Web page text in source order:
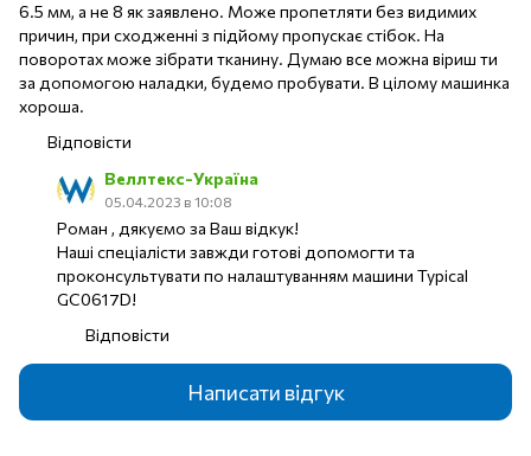
6.5 мм, а не 8 як заявлено. Може пропетляти без видимих
причин, при сходженні з підйому пропускає стібок. На
поворотах може зібрати тканину. Думаю все можна віриш ти
за допомогою наладки, будемо пробувати. В цілому машинка
хороша.
Відповісти
Веллтекс-Україна
05.04.2023 в 10:08
Роман , дякуємо за Ваш відкук!
Наші спеціалісти завжди готові допомогти та
проконсультувати по налаштуванням машини Typical
GC0617D!
Відповісти
Написати відгук